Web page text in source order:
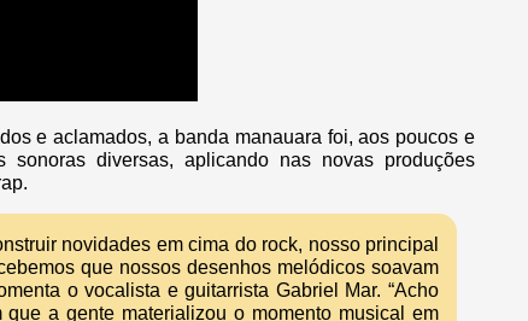
e aclamados, a banda manauara foi, aos poucos e
diversas, aplicando nas novas produções
novidades em cima do rock, nosso principal
que nossos desenhos melódicos soavam
o vocalista e guitarrista Gabriel Mar. “Acho
que a gente materializou o momento musical em